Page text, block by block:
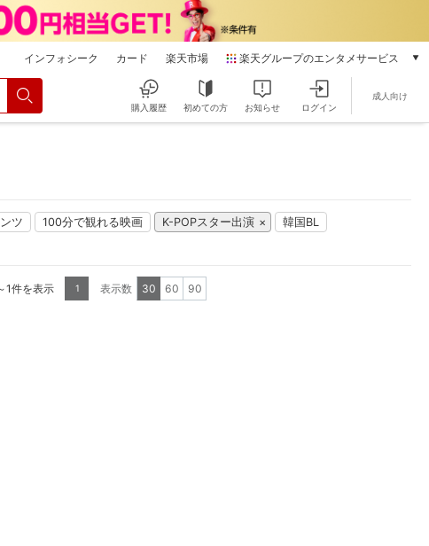
インフォシーク カード 楽天市場 楽天グループのエンタメサービス
本/ゲーム/CD/DVD
雑誌読み放題
楽天マガジン
動画配信
購入履歴 初めての方 お知らせ ログイン
成人向け
ツ 100分で観れる映画 K-POPスター出演
韓国BL
件を表示 1 表示数 30 60 90